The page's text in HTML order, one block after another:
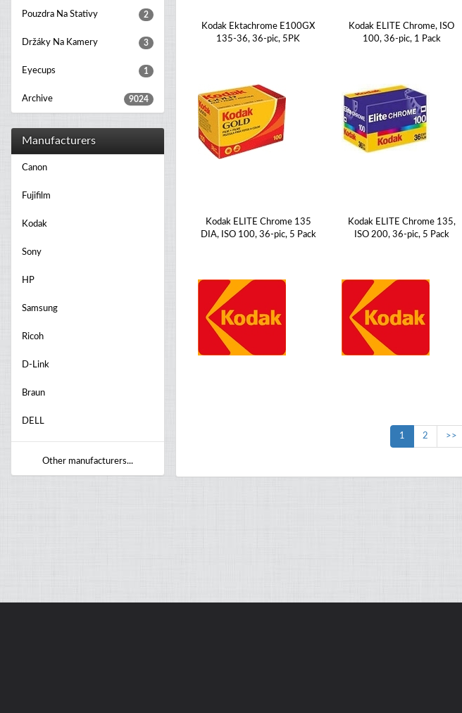
Kodak Ektachrome E100GX
135-36, 36-pic, 5PK
Kodak ELITE Chrome, ISO
100, 36-pic, 1 Pack
Kodak ELITE Chrome 135
DIA, ISO 100, 36-pic, 5 Pack
Kodak ELITE Chrome 135,
ISO 200, 36-pic, 5 Pack
1 2 >>
Pouzdra Na Stativy 2
Držáky Na Kamery 3
Eyecups 1
Archive 9024
Manufacturers
Canon
Fujifilm
Kodak
Sony
HP
Samsung
Ricoh
D-Link
Braun
DELL
Other manufacturers...